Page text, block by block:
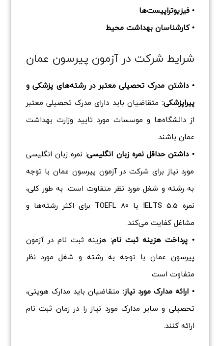
• فیزیوتراپیست‌ها
• کارشناسان بهداشت محیط
شرایط شرکت در آزمون پیرسون عمان
• داشتن مدرک تحصیلی معتبر در رشته‌های پزشکی و
پیراپزشکی: متقاضیان باید دارای مدرک تحصیلی معتبر
از دانشگاه‌ها و موسسات مورد تایید وزارت بهداشت
عمان باشند.
• داشتن حداقل نمره زبان انگلیسی:نمره زبان انگلیسی
مورد نیاز برای شرکت در آزمون پیرسون عمان با توجه
به رشته و شغل مورد نظر متفاوت است. به طور کلی،
نمره IELTS 5.5 یا TOEFL 80 برای اکثر رشته‌ها و
مشاغل کفایت می‌کند.
• پرداخت هزینه ثبت نام:هزینه ثبت نام در آزمون
پیرسون عمان با توجه به رشته و شغل مورد نظر
متفاوت است.
• ارائه مدارک مورد نیاز: متقاضیان باید مدارک هویتی،
تحصیلی و سایر مدارک مورد نیاز را در زمان ثبت نام
ارائه کنند.